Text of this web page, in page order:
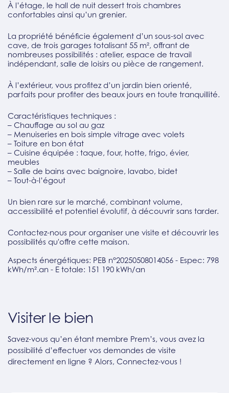
À l’étage, le hall de nuit dessert trois chambres
confortables ainsi qu’un grenier.
La propriété bénéficie également d’un sous-sol avec
cave, de trois garages totalisant 55 m², offrant de
nombreuses possibilités : atelier, espace de travail
indépendant, salle de loisirs ou pièce de rangement.
À l’extérieur, vous profitez d’un jardin bien orienté,
parfaits pour profiter des beaux jours en toute tranquillité.
Caractéristiques techniques :
– Chauffage au sol au gaz
– Menuiseries en bois simple vitrage avec volets
– Toiture en bon état
– Cuisine équipée : taque, four, hotte, frigo, évier,
meubles
– Salle de bains avec baignoire, lavabo, bidet
– Tout-à-l’égout
Un bien rare sur le marché, combinant volume,
accessibilité et potentiel évolutif, à découvrir sans tarder.
Contactez-nous pour organiser une visite et découvrir les
possibilités qu'offre cette maison.
Aspects énergétiques: PEB n°20250508014056 - Espec: 798
kWh/m².an - E totale: 151 190 kWh/an
Visiter le bien
Savez-vous qu’en étant membre Prem’s, vous avez la
possibilité d’effectuer vos demandes de visite
directement en ligne ? Alors, Connectez-vous !